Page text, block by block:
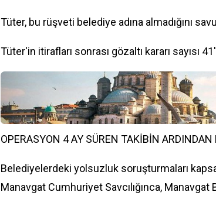
Tüter, bu rüşveti belediye adına almadığını
Tüter'in itirafları sonrası gözaltı kararı sayısı
OPERASYON 4 AY SÜREN TAKİBİN ARDINDAN
Belediyelerdeki yolsuzluk soruşturmaları
Manavgat Cumhuriyet Savcılığınca,